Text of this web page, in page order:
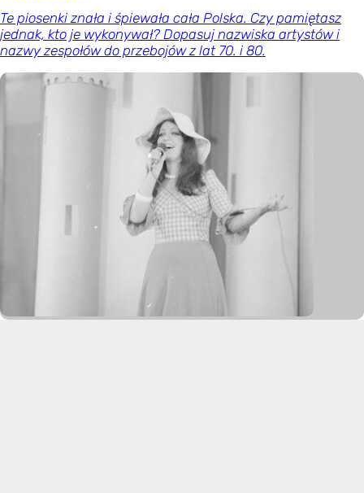
Te piosenki znała i śpiewała cała Polska. Czy pamiętasz
jednak, kto je wykonywał? Dopasuj nazwiska artystów i
nazwy zespołów do przebojów z lat 70. i 80.